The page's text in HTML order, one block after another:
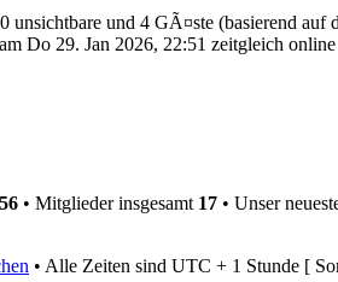
unsichtbare und 4 GÃ¤ste (basierend
Do 29. Jan 2026, 22:51 zeitgleich
• Mitglieder insgesamt 17 • Unser
• Alle Zeiten sind UTC + 1 Stunde [